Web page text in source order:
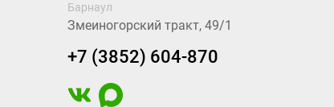
Барнаул
Змеиногорский тракт, 49/1
+7 (3852) 604-870